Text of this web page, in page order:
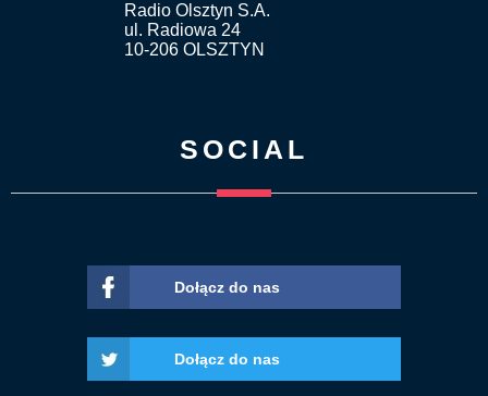
Radio Olsztyn S.A.
ul. Radiowa 24
10-206 OLSZTYN
SOCIAL
Dołącz do nas
Dołącz do nas